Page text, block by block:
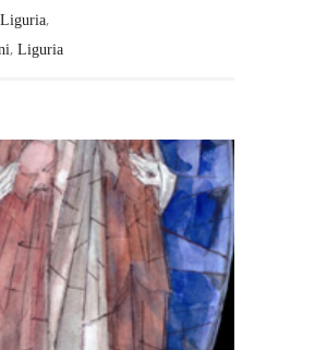
,
, Liguria